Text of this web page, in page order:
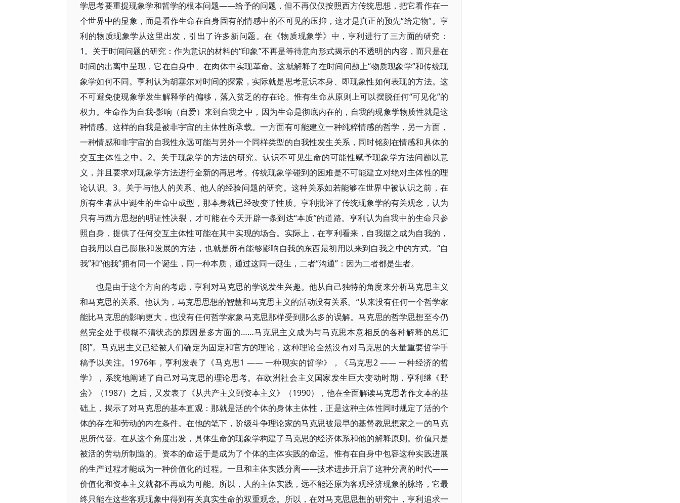
学思考要重提现象学和哲学的根本问题——给予的问题，但不再仅仅按照西方传统思想，把它看作在一
个世界中的显象，而是看作生命在自身固有的情感中的不可见的压抑，这才是真正的预先“给定物”。亨
利的物质现象学从这里出发，引出了许多新问题。在《物质现象学》中，亨利进行了三方面的研究：
1。关于时间问题的研究：作为意识的材料的“印象”不再是等待意向形式揭示的不透明的内容，而只是在
时间的出离中呈现，它在自身中、在肉体中实现革命。这就解释了在时间问题上“物质现象学”和传统现
象学如何不同。亨利认为胡塞尔对时间的探索，实际就是思考意识本身、即现象性如何表现的方法。这
不可避免使现象学发生解释学的偏移，落入贫乏的存在论。惟有生命从原则上可以摆脱任何“可见化”的
权力。生命作为自我-影响（自爱）来到自我之中，因为生命是彻底内在的，自我的现象学物质性就是这
种情感。这样的自我是被非宇宙的主体性所承载。一方面有可能建立一种纯粹情感的哲学，另一方面，
一种情感和非宇宙的自我性永远可能与另外一个同样类型的自我性发生关系，同时铭刻在情感和具体的
交互主体性之中。2。关于现象学的方法的研究。认识不可见生命的可能性赋予现象学方法问题以意
义，并且要求对现象学方法进行全新的再思考。传统现象学碰到的困难是不可能建立对绝对主体性的理
论认识。3。关于与他人的关系、他人的经验问题的研究。这种关系如若能够在世界中被认识之前，在
所有生者从中诞生的生命中成型，那本身就已经改变了性质。亨利批评了传统现象学的有关观念，认为
只有与西方思想的明证性决裂，才可能在今天开辟一条到达“本质”的道路。亨利认为自我中的生命只参
照自身，提供了任何交互主体性可能在其中实现的场合。实际上，在亨利看来，自我据之成为自我的，
自我用以自己膨胀和发展的方法，也就是所有能够影响自我的东西最初用以来到自我之中的方式。“自
我”和“他我”拥有同一个诞生，同一种本质，通过这同一诞生，二者“沟通”：因为二者都是生者。
也是由于这个方向的考虑，亨利对马克思的学说发生兴趣。他从自己独特的角度来分析马克思主义
和马克思的关系。他认为，马克思思想的智慧和马克思主义的活动没有关系。“从来没有任何一个哲学家
能比马克思的影响更大，也没有任何哲学家象马克思那样受到那么多的误解。马克思的哲学思想至今仍
然完全处于模糊不清状态的原因是多方面的……马克思主义成为与马克思本意相反的各种解释的总汇
[8]”。马克思主义已经被人们确定为固定和官方的理论，这种理论全然没有对马克思的大量重要哲学手
稿予以关注。1976年，亨利发表了《马克思1 —— 一种现实的哲学》，《马克思2 —— 一种经济的哲
学》，系统地阐述了自己对马克思的理论思考。在欧洲社会主义国家发生巨大变动时期，亨利继《野
蛮》（1987）之后，又发表了《从共产主义到资本主义》（1990），他在全面解读马克思著作文本的基
础上，揭示了对马克思的基本直观：那就是活的个体的身体主体性，正是这种主体性同时规定了活的个
体的存在和劳动的内在条件。在他的笔下，阶级斗争理论家的马克思被最早的基督教思想家之一的马克
思所代替。在从这个角度出发，具体生命的现象学构建了马克思的经济体系和他的解释原则。价值只是
被活的劳动所制造的。资本的命运于是成为了个体的主体实践的命运。惟有在自身中包容这种实践进展
的生产过程才能成为一种价值化的过程。一旦和主体实践分离——技术进步开启了这种分离的时代——
价值化和资本主义就都不再成为可能。所以，人的主体实践，远不能还原为客观经济现象的脉络，它最
终只能在这些客观现象中得到有关真实生命的双重观念。所以，在对马克思思想的研究中，亨利追求一